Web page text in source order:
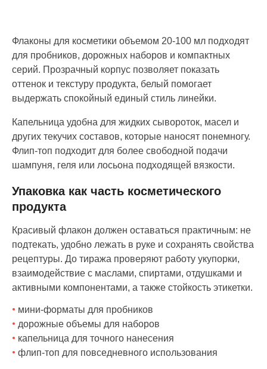
Флаконы для косметики объемом 20-100 мл подходят
для пробников, дорожных наборов и компактных
серий. Прозрачный корпус позволяет показать
оттенок и текстуру продукта, белый помогает
выдержать спокойный единый стиль линейки.
Капельница удобна для жидких сывороток, масел и
других текучих составов, которые наносят понемногу.
Флип-топ подходит для более свободной подачи
шампуня, геля или лосьона подходящей вязкости.
Упаковка как часть косметического
продукта
Красивый флакон должен оставаться практичным: не
подтекать, удобно лежать в руке и сохранять свойства
рецептуры. До тиража проверяют работу укупорки,
взаимодействие с маслами, спиртами, отдушками и
активными компонентами, а также стойкость этикетки.
мини-форматы для пробников
дорожные объемы для наборов
капельница для точного нанесения
флип-топ для повседневного использования